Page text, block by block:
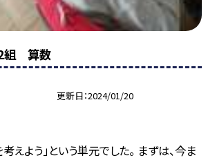
組 算数
更新日 2024/01/20
えよう」という単元でした。 まずは、今ま